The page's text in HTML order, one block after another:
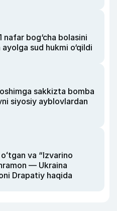
nafar bog‘cha bolasini
sud hukmi o‘qildi
sakkizta bomba
siyosiy ayblovlardan
va “Izvarino
— Ukraina
Drapatiy haqida